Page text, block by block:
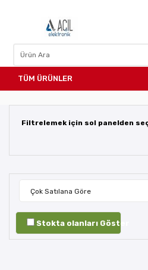
TÜM ÜRÜNLER
Filtrelemek için sol panelden
Çok Satılana Göre
Stokta olanları Göster